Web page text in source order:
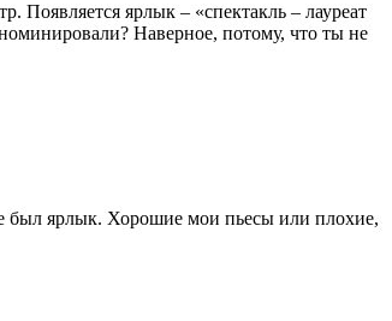
Появляется ярлык – «спектакль – лауреат
Наверное, потому, что ты не
был ярлык. Хорошие мои пьесы или плохие,